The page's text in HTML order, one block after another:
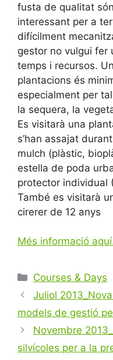
fusta de qualitat
interessant per a
difícilment
gestor no vulgui fer
temps i recursos.
plantacions és
especialment per
la sequera, la
Es visitarà una
s’han assajat
mulch (plàstic,
estella de poda
protector individual
També es visitarà
cirerer de 12 anys
Més informació
Categories
Courses & Days
Navegació
per
entrades
Juliol
models de gestió
Novembre
silvícoles per a la